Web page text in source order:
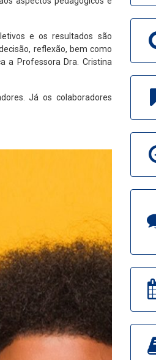
e os resultados são
reflexão, bem como
a Professora Dra. Cristina
Já os colaboradores